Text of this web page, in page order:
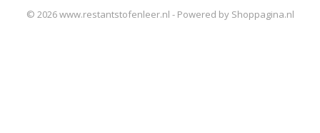
© 2026 www.restantstofenleer.nl - Powered by Shoppagina.nl